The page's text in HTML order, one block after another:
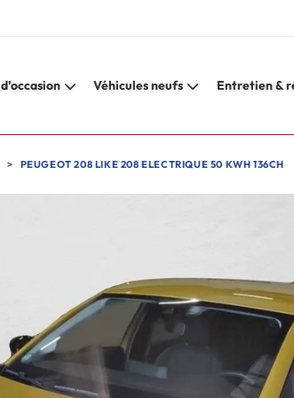
Véhicules neufs Entretien &
PEUGEOT 208 LIKE 208 ELECTRIQUE 50 KWH 136CH